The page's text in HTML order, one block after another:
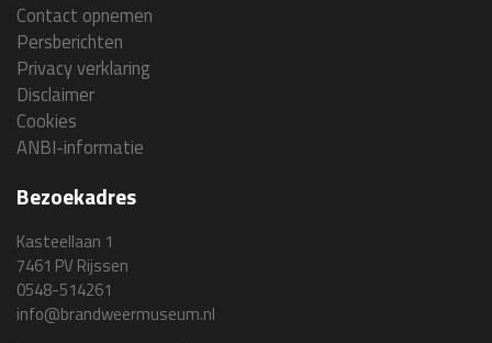
Contact opnemen
Persberichten
Privacy verklaring
Disclaimer
Cookies
ANBI-informatie
Bezoekadres
Kasteellaan 1
7461 PV Rijssen
0548-514261
info@brandweermuseum.nl